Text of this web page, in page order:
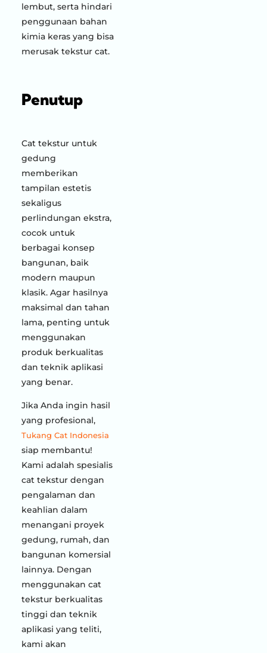
lembut, serta hindari
penggunaan bahan
kimia keras yang bisa
merusak tekstur cat.
Penutup
Cat tekstur untuk
gedung
memberikan
tampilan estetis
sekaligus
perlindungan ekstra,
cocok untuk
berbagai konsep
bangunan, baik
modern maupun
klasik. Agar hasilnya
maksimal dan tahan
lama, penting untuk
menggunakan
produk berkualitas
dan teknik aplikasi
yang benar.
Jika Anda ingin hasil
yang profesional,
Tukang Cat Indonesia
siap membantu!
Kami adalah spesialis
cat tekstur dengan
pengalaman dan
keahlian dalam
menangani proyek
gedung, rumah, dan
bangunan komersial
lainnya. Dengan
menggunakan cat
tekstur berkualitas
tinggi dan teknik
aplikasi yang teliti,
kami akan